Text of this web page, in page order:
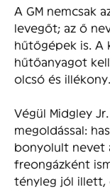
A GM nemcsak
levegőt; az ő
hűtőgépek is. A
hűtőanyagot
olcsó és illékony.
Végül Midgley
megoldással:
bonyolult nevet
freongázként
tényleg jól illett,